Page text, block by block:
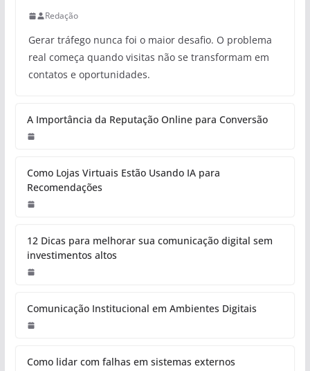
Redação
Gerar tráfego nunca foi o maior desafio. O problema
real começa quando visitas não se transformam em
contatos e oportunidades.
A Importância da Reputação Online para Conversão
Como Lojas Virtuais Estão Usando IA para
Recomendações
12 Dicas para melhorar sua comunicação digital sem
investimentos altos
Comunicação Institucional em Ambientes Digitais
Como lidar com falhas em sistemas externos